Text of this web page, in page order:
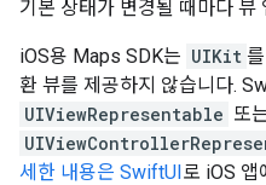
기본 상태가 변경될 때마다 뷰
iOS용 Maps SDK는 UIKit
환 뷰를 제공하지 않습니다.
UIViewRepresentable 또
세한 내용은 SwiftUI로 iOS 앱